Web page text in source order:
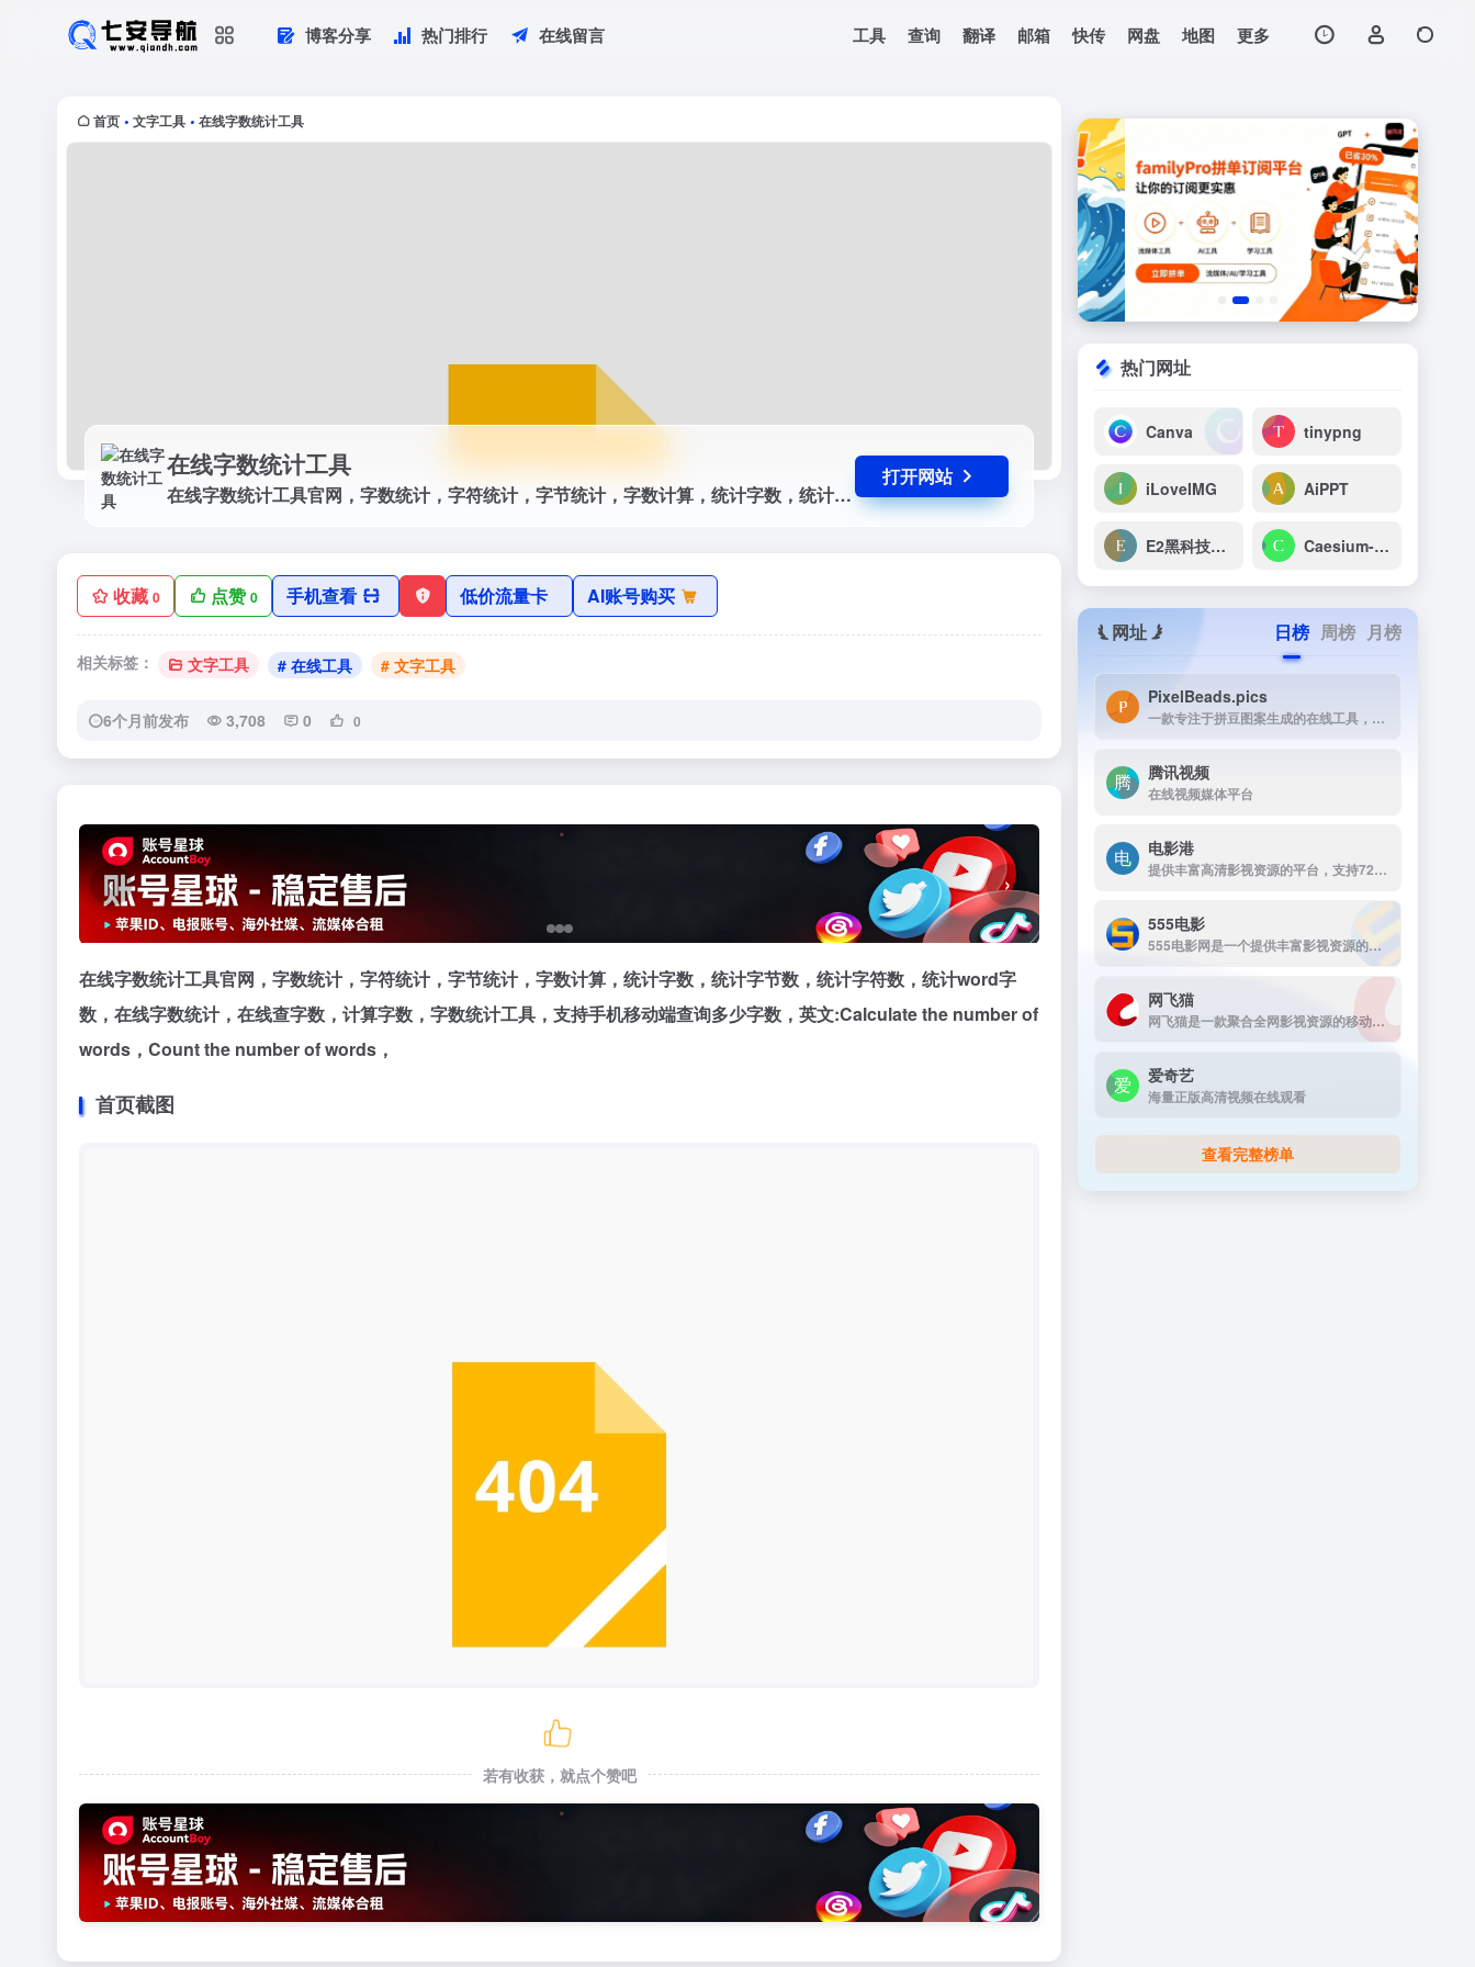
博客分享 热门排行 在线留言 工具 查询 翻译 邮箱 快传 网盘 地图 更多
首页 • 文字工具 • 在线字数统计工具
在线字数统计工具
在线字数统计工具官网，字数统计，字符统计，字节统计，字数计算，统计字数，统计字节数，统计字符数，统计word字数，在线字数统计，在线查字数，计算字数，字数统计工具，支持手机移动端查询多少字数，英文:Calculate the number of words，Count the number of words，
打开网站
收藏 0 点赞0 手机查看 低价流量卡 AI账号购买
相关标签： 文字工具 # 在线工具 # 文字工具
6个月前发布 3,708 0 0
‹ ›
在线字数统计工具官网，字数统计，字符统计，字节统计，字数计算，统计字数，统计字节数，统计字符数，统计word字
数，在线字数统计，在线查字数，计算字数，字数统计工具，支持手机移动端查询多少字数，英文:Calculate the number of
words，Count the number of words，
首页截图
若有收获，就点个赞吧
热门网址
Canva tinypng
iLoveIMG AiPPT
E2黑科技编辑器 Caesium-在线图片压缩软件
网址 日榜 周榜 月榜
PixelBeads.pics
一款专注于拼豆图案生成的在线工具，用户只需上传任意照片或图片，即可一键将其像素化为可打印的拼豆图稿。
腾讯视频
在线视频媒体平台
电影港
提供丰富高清影视资源的平台，支持720p和1080p高清画质下载。资源丰富，更新及时，支持免费下载，无需注册，是影视爱好者的理想选择。
555电影
555电影网是一个提供丰富影视资源的在线观看平台，致力于为用户提供高清、无广告的观影体验。该网站涵盖多种类型的影视内容，包括电影、电视剧、动漫、综艺等，满足不同观众的需求。
网飞猫
网飞猫是一款聚合全网影视资源的移动端播放应用，主打免费、高画...
爱奇艺
海量正版高清视频在线观看
查看完整榜单